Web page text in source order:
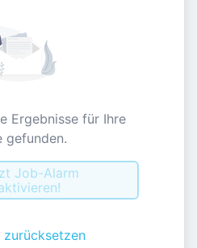
Ergebnisse für Ihre
gefunden.
Job-Alarm
zurücksetzen